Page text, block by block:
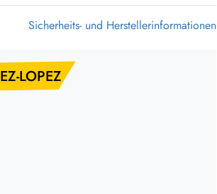
Sicherheits- und Herstellerinformationen
LOPEZ